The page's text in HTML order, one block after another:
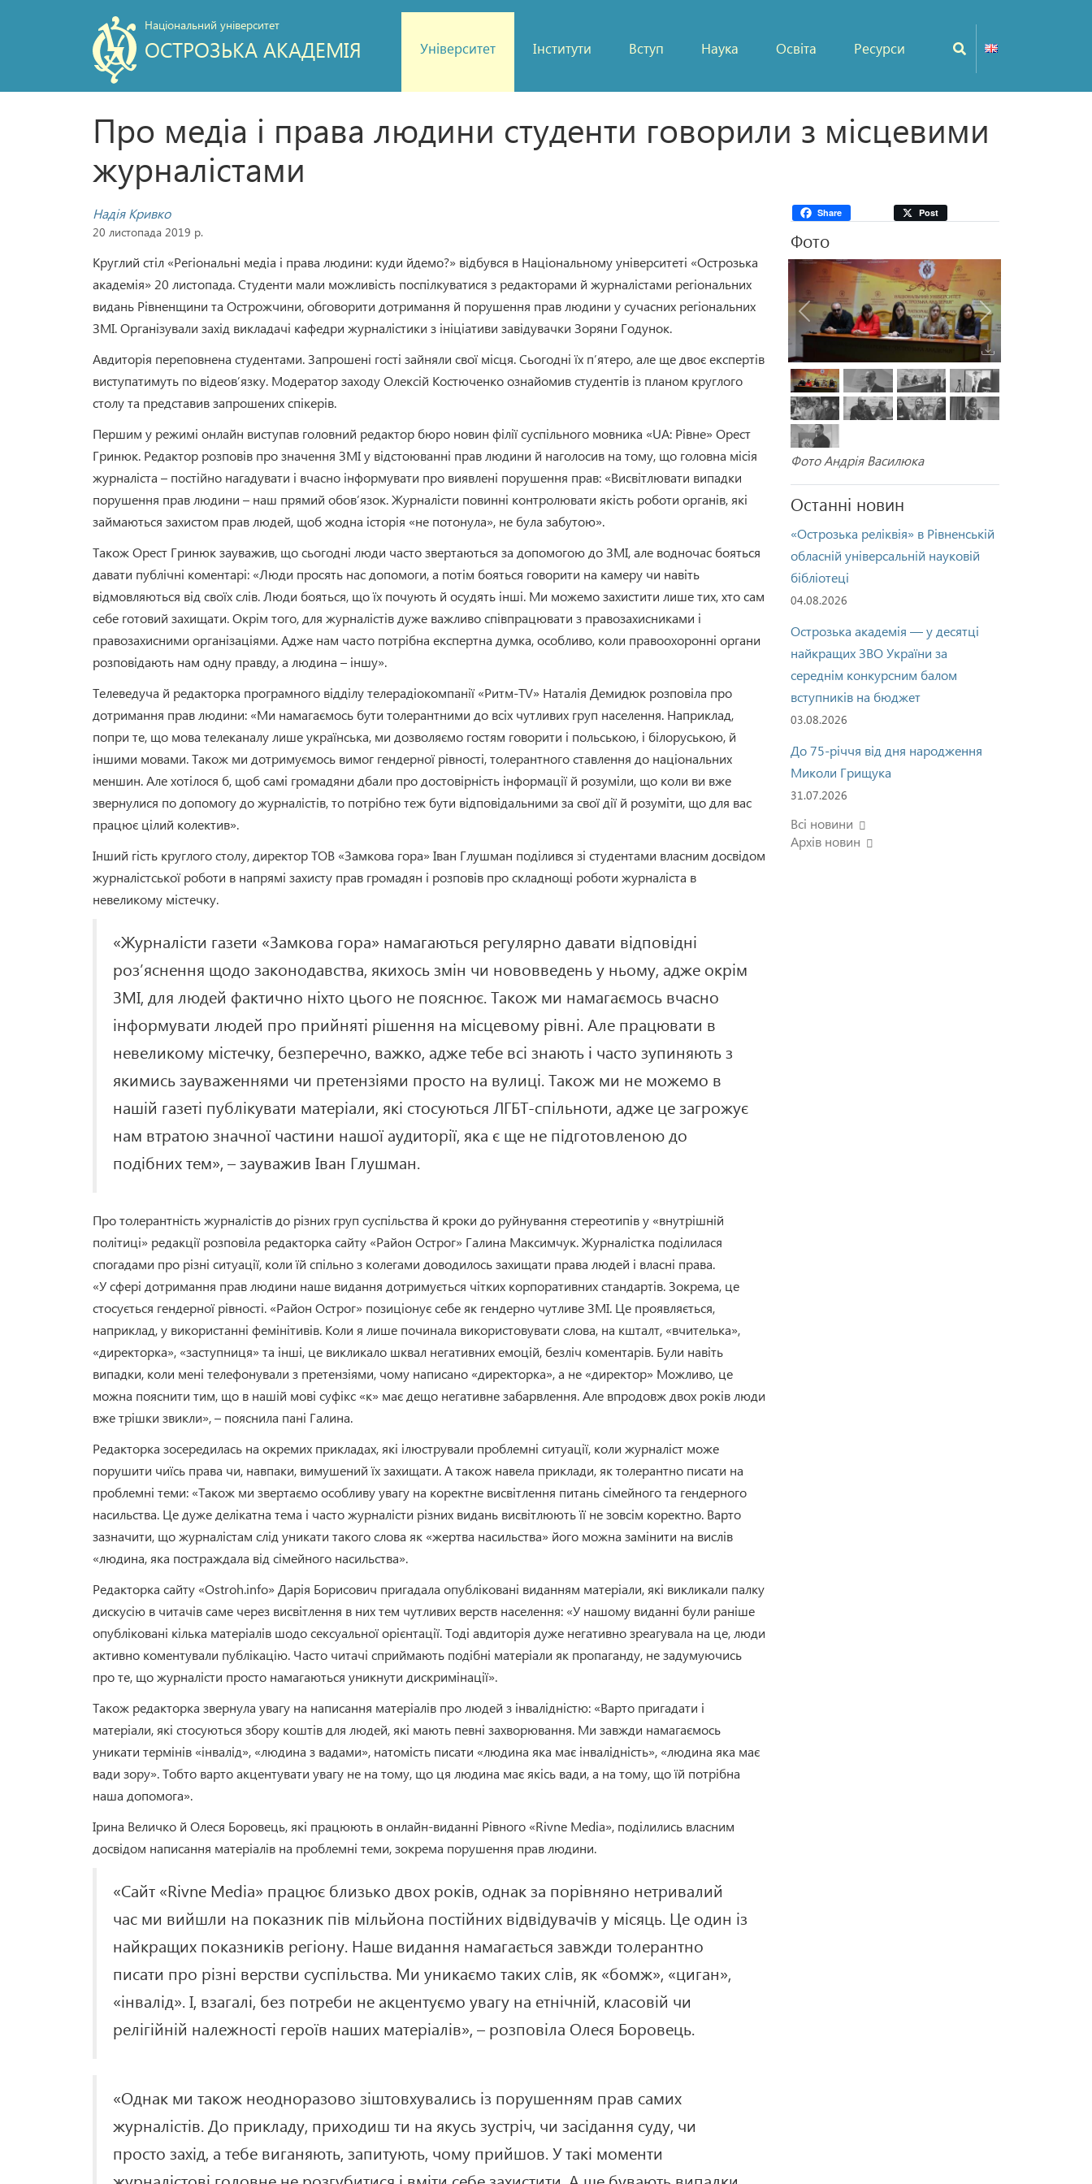
Національний університет
ОСТРОЗЬКА АКАДЕМІЯ Університет Інститути Вступ Наука Освіта Ресурси
Про медіа і права людини студенти говорили з місцевими
журналістами
Надія Кривко
20 листопада 2019 р.
Круглий стіл «Регіональні медіа і права людини: куди йдемо?» відбувся в Національному університеті «Острозька
академія» 20 листопада. Студенти мали можливість поспілкуватися з редакторами й журналістами регіональних
видань Рівненщини та Острожчини, обговорити дотримання й порушення прав людини у сучасних регіональних
ЗМІ. Організували захід викладачі кафедри журналістики з ініціативи завідувачки Зоряни Годунок.
Авдиторія переповнена студентами. Запрошені гості зайняли свої місця. Сьогодні їх п’ятеро, але ще двоє експертів
виступатимуть по відеов’язку. Модератор заходу Олексій Костюченко ознайомив студентів із планом круглого
столу та представив запрошених спікерів.
Першим у режимі онлайн виступав головний редактор бюро новин філії суспільного мовника «UA: Рівне» Орест
Гринюк. Редактор розповів про значення ЗМІ у відстоюванні прав людини й наголосив на тому, що головна місія
журналіста – постійно нагадувати і вчасно інформувати про виявлені порушення прав: «Висвітлювати випадки
порушення прав людини – наш прямий обов’язок. Журналісти повинні контролювати якість роботи органів, які
займаються захистом прав людей, щоб жодна історія «не потонула», не була забутою».
Також Орест Гринюк зауважив, що сьогодні люди часто звертаються за допомогою до ЗМІ, але водночас бояться
давати публічні коментарі: «Люди просять нас допомоги, а потім бояться говорити на камеру чи навіть
відмовляються від своїх слів. Люди бояться, що їх почують й осудять інші. Ми можемо захистити лише тих, хто сам
себе готовий захищати. Окрім того, для журналістів дуже важливо співпрацювати з правозахисниками і
правозахисними організаціями. Адже нам часто потрібна експертна думка, особливо, коли правоохоронні органи
розповідають нам одну правду, а людина – іншу».
Телеведуча й редакторка програмного відділу телерадіокомпанії «Ритм-TV» Наталія Демидюк розповіла про
дотримання прав людини: «Ми намагаємось бути толерантними до всіх чутливих груп населення. Наприклад,
попри те, що мова телеканалу лише українська, ми дозволяємо гостям говорити і польською, і білоруською, й
іншими мовами. Також ми дотримуємось вимог гендерної рівності, толерантного ставлення до національних
меншин. Але хотілося б, щоб самі громадяни дбали про достовірність інформації й розуміли, що коли ви вже
звернулися по допомогу до журналістів, то потрібно теж бути відповідальними за свої дії й розуміти, що для вас
працює цілий колектив».
Інший гість круглого столу, директор ТОВ «Замкова гора» Іван Глушман поділився зі студентами власним досвідом
журналістської роботи в напрямі захисту прав громадян і розповів про складнощі роботи журналіста в
невеликому містечку.
«Журналісти газети «Замкова гора» намагаються регулярно давати відповідні
роз’яснення щодо законодавства, якихось змін чи нововведень у ньому, адже окрім
ЗМІ, для людей фактично ніхто цього не пояснює. Також ми намагаємось вчасно
інформувати людей про прийняті рішення на місцевому рівні. Але працювати в
невеликому містечку, безперечно, важко, адже тебе всі знають і часто зупиняють з
якимись зауваженнями чи претензіями просто на вулиці. Також ми не можемо в
нашій газеті публікувати матеріали, які стосуються ЛГБТ-спільноти, адже це загрожує
нам втратою значної частини нашої аудиторії, яка є ще не підготовленою до
подібних тем», – зауважив Іван Глушман.
Про толерантність журналістів до різних груп суспільства й кроки до руйнування стереотипів у «внутрішній
політиці» редакції розповіла редакторка сайту «Район Острог» Галина Максимчук. Журналістка поділилася
спогадами про різні ситуації, коли їй спільно з колегами доводилось захищати права людей і власні права.
«У сфері дотримання прав людини наше видання дотримується чітких корпоративних стандартів. Зокрема, це
стосується гендерної рівності. «Район Острог» позиціонує себе як гендерно чутливе ЗМІ. Це проявляється,
наприклад, у використанні фемінітивів. Коли я лише починала використовувати слова, на кшталт, «вчителька»,
«директорка», «заступниця» та інші, це викликало шквал негативних емоцій, безліч коментарів. Були навіть
випадки, коли мені телефонували з претензіями, чому написано «директорка», а не «директор» Можливо, це
можна пояснити тим, що в нашій мові суфікс «к» має дещо негативне забарвлення. Але впродовж двох років люди
вже трішки звикли», – пояснила пані Галина.
Редакторка зосередилась на окремих прикладах, які ілюстрували проблемні ситуації, коли журналіст може
порушити чиїсь права чи, навпаки, вимушений їх захищати. А також навела приклади, як толерантно писати на
проблемні теми: «Також ми звертаємо особливу увагу на коректне висвітлення питань сімейного та гендерного
насильства. Це дуже делікатна тема і часто журналісти різних видань висвітлюють її не зовсім коректно. Варто
зазначити, що журналістам слід уникати такого слова як «жертва насильства» його можна замінити на вислів
«людина, яка постраждала від сімейного насильства».
Редакторка сайту «Оstroh.info» Дарія Борисович пригадала опубліковані виданням матеріали, які викликали палку
дискусію в читачів саме через висвітлення в них тем чутливих верств населення: «У нашому виданні були раніше
опубліковані кілька матеріалів шодо сексуальної орієнтації. Тоді авдиторія дуже негативно зреагувала на це, люди
активно коментували публікацію. Часто читачі сприймають подібні матеріали як пропаганду, не задумуючись
про те, що журналісти просто намагаються уникнути дискримінації».
Також редакторка звернула увагу на написання матеріалів про людей з інвалідністю: «Варто пригадати і
матеріали, які стосуються збору коштів для людей, які мають певні захворювання. Ми завжди намагаємось
уникати термінів «інвалід», «людина з вадами», натомість писати «людина яка має інвалідність», «людина яка має
вади зору». Тобто варто акцентувати увагу не на тому, що ця людина має якісь вади, а на тому, що їй потрібна
наша допомога».
Ірина Величко й Олеся Боровець, які працюють в онлайн-виданні Рівного «Rivne Media», поділились власним
досвідом написання матеріалів на проблемні теми, зокрема порушення прав людини.
«Сайт «Rivne Media» працює близько двох років, однак за порівняно нетривалий
час ми вийшли на показник пів мільйона постійних відвідувачів у місяць. Це один із
найкращих показників регіону. Наше видання намагається завжди толерантно
писати про різні верстви суспільства. Ми уникаємо таких слів, як «бомж», «циган»,
«інвалід». І, взагалі, без потреби не акцентуємо увагу на етнічній, класовій чи
релігійній належності героїв наших матеріалів», – розповіла Олеся Боровець.
«Однак ми також неодноразово зіштовхувались із порушенням прав самих
журналістів. До прикладу, приходиш ти на якусь зустріч, чи засідання суду, чи
просто захід, а тебе виганяють, запитують, чому прийшов. У такі моменти
Share Post
Фото
Попередня Наступна
Фото Андрія Василюка
Останні новин
«Острозька реліквія» в Рівненській
обласній універсальній науковій
бібліотеці
04.08.2026
Острозька академія — у десятці
найкращих ЗВО України за
середнім конкурсним балом
вступників на бюджет
03.08.2026
До 75-річчя від дня народження
Миколи Грищука
31.07.2026
Всі новини
Архів новин